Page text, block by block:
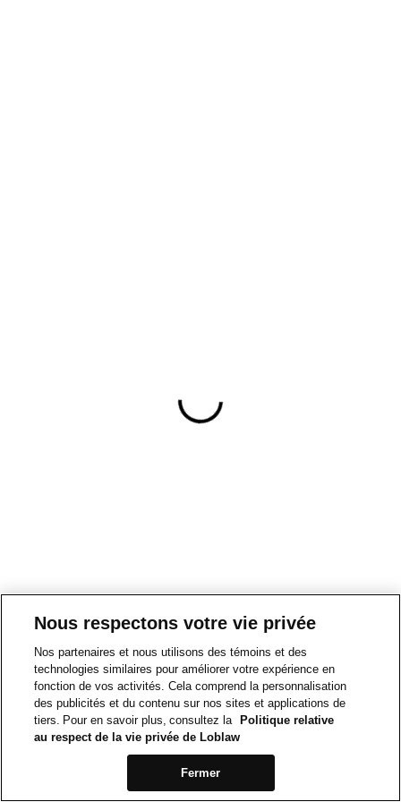
Nous respectons votre vie privée
Nos partenaires et nous utilisons des témoins et des
technologies similaires pour améliorer votre expérience en
fonction de vos activités. Cela comprend la personnalisation
des publicités et du contenu sur nos sites et applications de
tiers. Pour en savoir plus, consultez la
Politique relative
au respect de la vie privée de Loblaw
Fermer